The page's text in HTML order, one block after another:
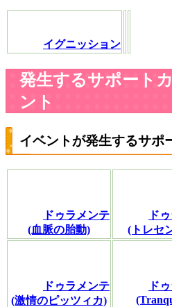
イグニッション
発生するサポート
ント
イベントが発生するサポ
ドゥラメンテ
(血脈の胎動)
ド
(トレセ
ドゥラメンテ
(激情のピッツィカ)
ド